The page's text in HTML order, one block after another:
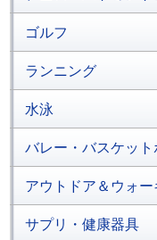
ゴルフ
ランニング
水泳
バレー・バスケット
アウトドア＆ウォー
サプリ・健康器具